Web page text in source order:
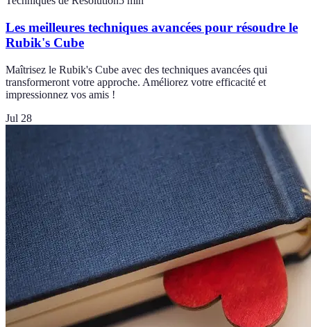
Les meilleures techniques avancées pour résoudre le
Rubik's Cube
Maîtrisez le Rubik's Cube avec des techniques avancées qui
transformeront votre approche. Améliorez votre efficacité et
impressionnez vos amis !
Jul 28